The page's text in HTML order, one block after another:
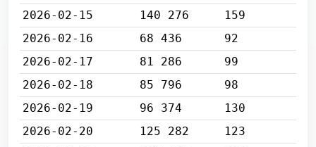
2026-02-15
140 276
159
2026-02-16
68 436
92
2026-02-17
81 286
99
2026-02-18
85 796
98
2026-02-19
96 374
130
2026-02-20
125 282
123